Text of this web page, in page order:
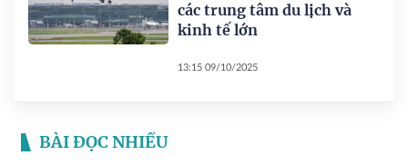
các trung tâm du lịch và
kinh tế lớn
13:15 09/10/2025
BÀI ĐỌC NHIỀU